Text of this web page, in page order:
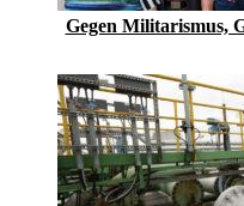
Gegen Militarismus,